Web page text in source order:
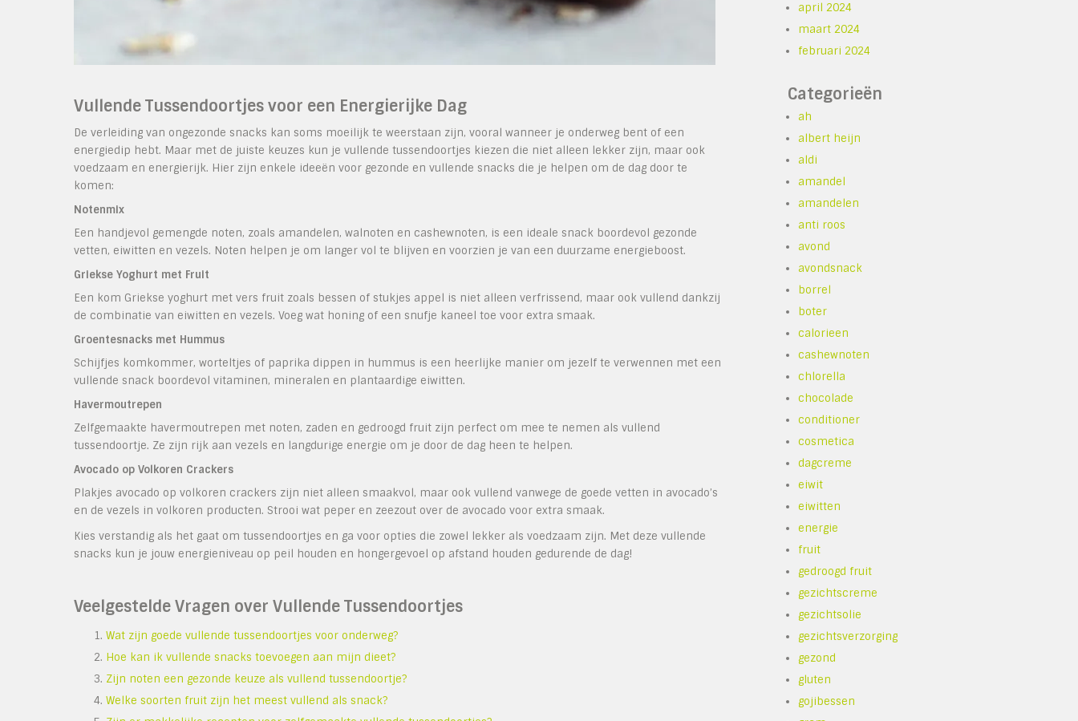
Vullende Tussendoortjes voor een Energierijke Dag
De verleiding van ongezonde snacks kan soms moeilijk te weerstaan zijn, vooral wanneer je onderweg bent of een
energiedip hebt. Maar met de juiste keuzes kun je vullende tussendoortjes kiezen die niet alleen lekker zijn, maar ook
voedzaam en energierijk. Hier zijn enkele ideeën voor gezonde en vullende snacks die je helpen om de dag door te
komen:
Notenmix
Een handjevol gemengde noten, zoals amandelen, walnoten en cashewnoten, is een ideale snack boordevol gezonde
vetten, eiwitten en vezels. Noten helpen je om langer vol te blijven en voorzien je van een duurzame energieboost.
Griekse Yoghurt met Fruit
Een kom Griekse yoghurt met vers fruit zoals bessen of stukjes appel is niet alleen verfrissend, maar ook vullend dankzij
de combinatie van eiwitten en vezels. Voeg wat honing of een snufje kaneel toe voor extra smaak.
Groentesnacks met Hummus
Schijfjes komkommer, worteltjes of paprika dippen in hummus is een heerlijke manier om jezelf te verwennen met een
vullende snack boordevol vitaminen, mineralen en plantaardige eiwitten.
Havermoutrepen
Zelfgemaakte havermoutrepen met noten, zaden en gedroogd fruit zijn perfect om mee te nemen als vullend
tussendoortje. Ze zijn rijk aan vezels en langdurige energie om je door de dag heen te helpen.
Avocado op Volkoren Crackers
Plakjes avocado op volkoren crackers zijn niet alleen smaakvol, maar ook vullend vanwege de goede vetten in avocado’s
en de vezels in volkoren producten. Strooi wat peper en zeezout over de avocado voor extra smaak.
Kies verstandig als het gaat om tussendoortjes en ga voor opties die zowel lekker als voedzaam zijn. Met deze vullende
snacks kun je jouw energieniveau op peil houden en hongergevoel op afstand houden gedurende de dag!
Veelgestelde Vragen over Vullende Tussendoortjes
Wat zijn goede vullende tussendoortjes voor onderweg?
Hoe kan ik vullende snacks toevoegen aan mijn dieet?
Zijn noten een gezonde keuze als vullend tussendoortje?
Welke soorten fruit zijn het meest vullend als snack?
april 2024
maart 2024
februari 2024
Categorieën
ah
albert heijn
aldi
amandel
amandelen
anti roos
avond
avondsnack
borrel
boter
calorieen
cashewnoten
chlorella
chocolade
conditioner
cosmetica
dagcreme
eiwit
eiwitten
energie
fruit
gedroogd fruit
gezichtscreme
gezichtsolie
gezichtsverzorging
gezond
gluten
gojibessen